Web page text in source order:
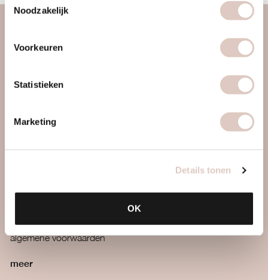
Noodzakelijk
Voorkeuren
Statistieken
Marketing
Details tonen
OK
werkwijze
tarieven & inschrijven
contact
veelgestelde vragen
algemene voorwaarden
meer